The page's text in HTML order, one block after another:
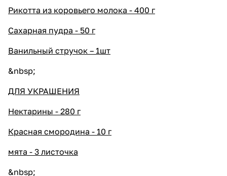
Рикотта из коровьего молока - 400 г
Сахарная пудра - 50 г
Ванильный стручок – 1шт
&nbsp;
ДЛЯ УКРАШЕНИЯ
Нектарины - 280 г
Красная смородина - 10 г
мята - 3 листочка
&nbsp;